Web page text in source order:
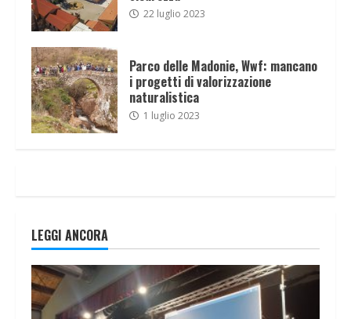
22 luglio 2023
Parco delle Madonie, Wwf: mancano
i progetti di valorizzazione
naturalistica
1 luglio 2023
LEGGI ANCORA